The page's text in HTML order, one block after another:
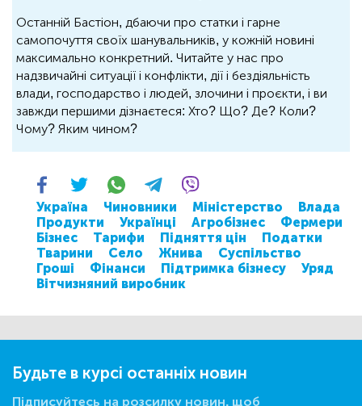
Останній Бастіон, дбаючи про статки і гарне
самопочуття своїх шанувальників, у кожній новині
максимально конкретний. Читайте у нас про
надзвичайні ситуації і конфлікти, дії і бездіяльність
влади, господарство і людей, злочини і проєкти, і ви
завжди першими дізнаєтеся: Хто? Що? Де? Коли?
Чому? Яким чином?
Україна Чиновники Міністерство
Влада
Продукти
Українці Агробізнес
Фермери
Бізнес
Тарифи Підняття цін
Податки
Тварини
Село Жнива
Суспільство
Гроші
Фінанси Підтримка бізнесу
Уряд
Вітчизняний виробник
Будьте в курсі останніх новин
Підписуйтесь на розсилку новин, щоб